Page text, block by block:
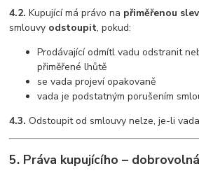
4.2. Kupující má právo na přiměřenou
smlouvy odstoupit, pokud:
Prodávající odmítl vadu odstranit
přiměřené lhůtě
se vada projeví opakovaně
vada je podstatným porušením
4.3. Odstoupit od smlouvy nelze, je-li
5. Práva kupujícího –